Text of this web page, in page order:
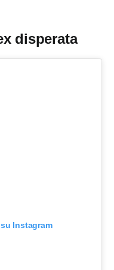
disperata
Instagram